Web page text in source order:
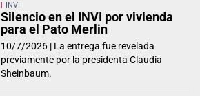
INVI
Silencio en el INVI por vivienda
para el Pato Merlin
10/7/2026 | La entrega fue revelada
previamente por la presidenta Claudia
Sheinbaum.